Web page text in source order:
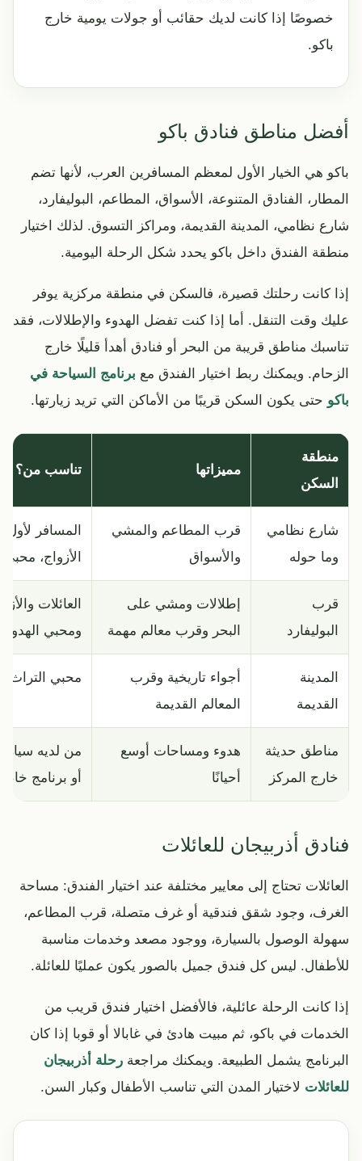
خصوصًا إذا كانت لديك حقائب أو جولات يومية خارج
باكو.
أفضل مناطق فنادق باكو
باكو هي الخيار الأول لمعظم المسافرين العرب، لأنها تضم
المطار، الفنادق المتنوعة، الأسواق، المطاعم، البوليفارد،
شارع نظامي، المدينة القديمة، ومراكز التسوق. لذلك اختيار
منطقة الفندق داخل باكو يحدد شكل الرحلة اليومية.
إذا كانت رحلتك قصيرة، فالسكن في منطقة مركزية يوفر
عليك وقت التنقل. أما إذا كنت تفضل الهدوء والإطلالات، فقد
تناسبك مناطق قريبة من البحر أو فنادق أهدأ قليلًا خارج
الزحام. ويمكنك ربط اختيار الفندق مع برنامج السياحة في
باكو حتى يكون السكن قريبًا من الأماكن التي تريد زيارتها.
منطقة
السكن
مميزاتها تناسب من؟
شارع نظامي
وما حوله
قرب المطاعم والمشي
والأسواق
المسافر لأول
الأزواج،
قرب
البوليفارد
إطلالات ومشي على
البحر وقرب معالم مهمة
العائلات
ومحبي الهدوء
المدينة
القديمة
أجواء تاريخية وقرب
المعالم القديمة
محبي التراث
مناطق حديثة
خارج المركز
هدوء ومساحات أوسع
أحيانًا
من لديه
أو برنامج
فنادق أذربيجان للعائلات
العائلات تحتاج إلى معايير مختلفة عند اختيار الفندق: مساحة
الغرف، وجود شقق فندقية أو غرف متصلة، قرب المطاعم،
سهولة الوصول بالسيارة، ووجود مصعد وخدمات مناسبة
للأطفال. ليس كل فندق جميل بالصور يكون عمليًا للعائلة.
إذا كانت الرحلة عائلية، فالأفضل اختيار فندق قريب من
الخدمات في باكو، ثم مبيت هادئ في غابالا أو قوبا إذا كان
البرنامج يشمل الطبيعة. ويمكنك مراجعة رحلة أذربيجان
للعائلات لاختيار المدن التي تناسب الأطفال وكبار السن.